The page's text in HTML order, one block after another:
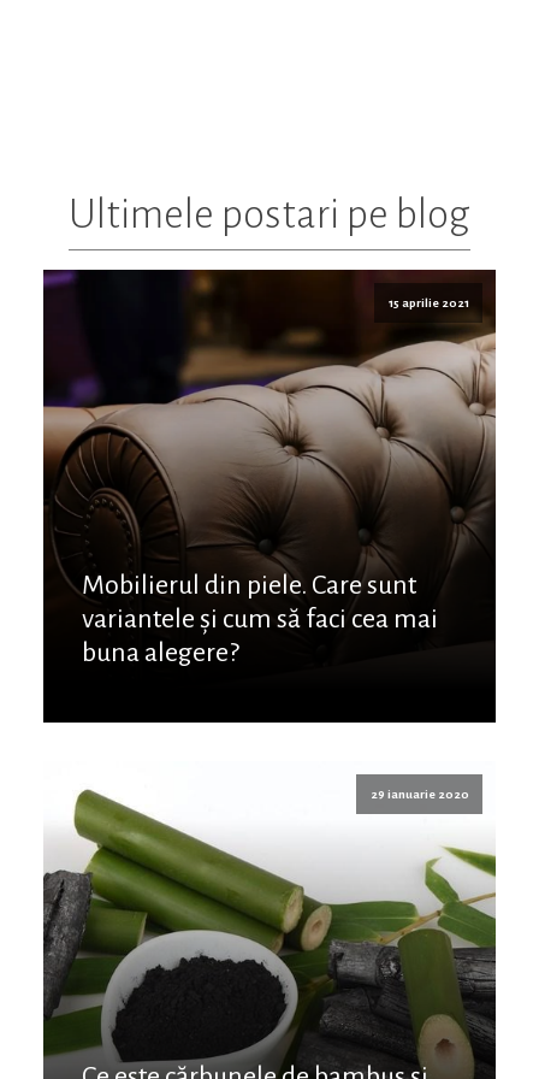
Ultimele postari pe blog
15 aprilie 2021
Mobilierul din piele. Care sunt
variantele și cum să faci cea mai
buna alegere?
29 ianuarie 2020